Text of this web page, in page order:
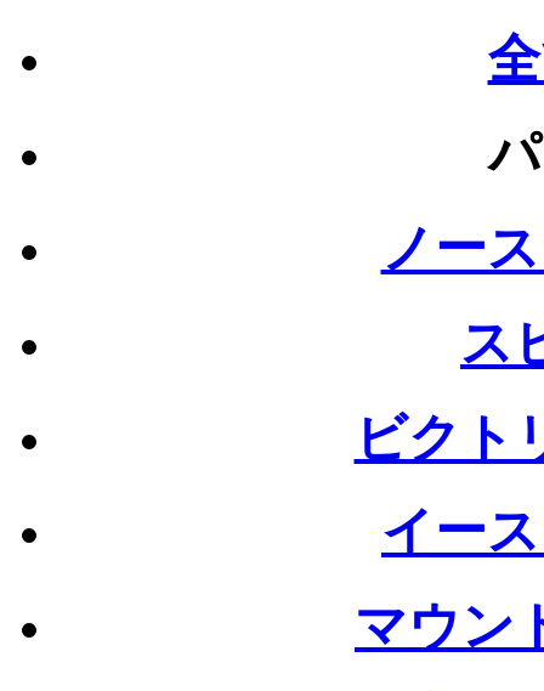
ノー
ス
ビクト
イー
マウン